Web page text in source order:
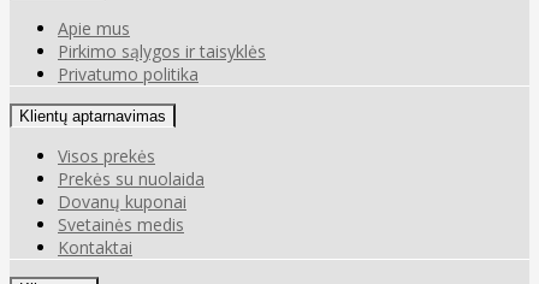
Apie mus
Pirkimo sąlygos ir taisyklės
Privatumo politika
Klientų aptarnavimas
Visos prekės
Prekės su nuolaida
Dovanų kuponai
Svetainės medis
Kontaktai